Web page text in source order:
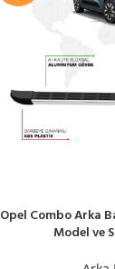
SEPETE EKLE
Opel Combo Arka
Model ve